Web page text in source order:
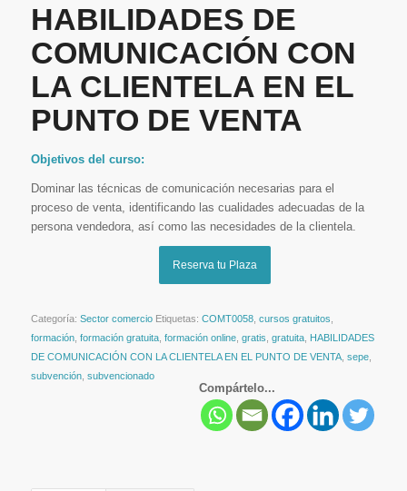
HABILIDADES DE
COMUNICACIÓN CON
LA CLIENTELA EN EL
PUNTO DE VENTA
Objetivos del curso:
Dominar las técnicas de comunicación necesarias para el
proceso de venta, identificando las cualidades adecuadas de la
persona vendedora, así como las necesidades de la clientela.
Reserva tu Plaza
Categoría: Sector comercio Etiquetas: COMT0058, cursos gratuitos
formación, formación gratuita, formación online, gratis gratuita, HABILIDADES
DE COMUNICACIÓN CON LA CLIENTELA EN EL PUNTO DE VENTA, sepe,
subvención, subvencionado
Compártelo...